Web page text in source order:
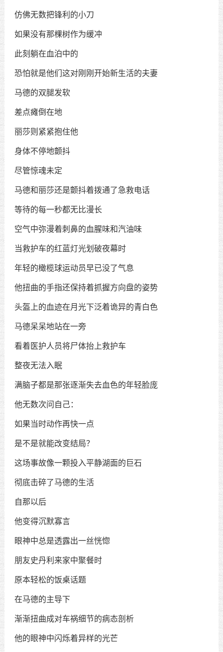
仿佛无数把锋利的小刀
如果没有那棵树作为缓冲
此刻躺在血泊中的
恐怕就是他们这对刚刚开始新生活的夫妻
马德的双腿发软
差点瘫倒在地
丽莎则紧紧抱住他
身体不停地颤抖
尽管惊魂未定
马德和丽莎还是颤抖着拨通了急救电话
等待的每一秒都无比漫长
空气中弥漫着刺鼻的血腥味和汽油味
当救护车的红蓝灯光划破夜幕时
年轻的橄榄球运动员早已没了气息
他扭曲的手指还保持着抓握方向盘的姿势
头盔上的血迹在月光下泛着诡异的青白色
马德呆呆地站在一旁
看着医护人员将尸体抬上救护车
整夜无法入眠
满脑子都是那张逐渐失去血色的年轻脸庞
他无数次问自己：
如果当时动作再快一点
是不是就能改变结局？
这场事故像一颗投入平静湖面的巨石
彻底击碎了马德的生活
自那以后
他变得沉默寡言
眼神中总是透露出一丝恍惚
朋友史丹利来家中聚餐时
原本轻松的饭桌话题
在马德的主导下
渐渐扭曲成对车祸细节的病态剖析
他的眼神中闪烁着异样的光芒